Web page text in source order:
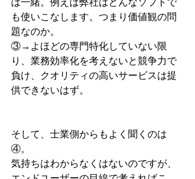
は一緒。例えば弊社はどんなソフトで
も使いこなします。つまり価値観の問
題なのか。
③→よほどの専門特化していない限
り、業務効率化を考えないと競争力で
負け、クオリティの高いサービスは提
供できないはず。
そして、士業側からもよく聞くのは
④。
気持ちはわからなくはないのですが、